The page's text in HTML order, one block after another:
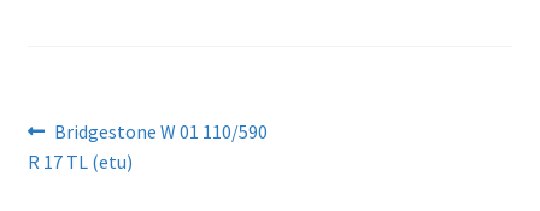
Artikkelien
selaus
Edellinen
artikkeli
Bridgestone W 01 110/590
R 17 TL (etu)